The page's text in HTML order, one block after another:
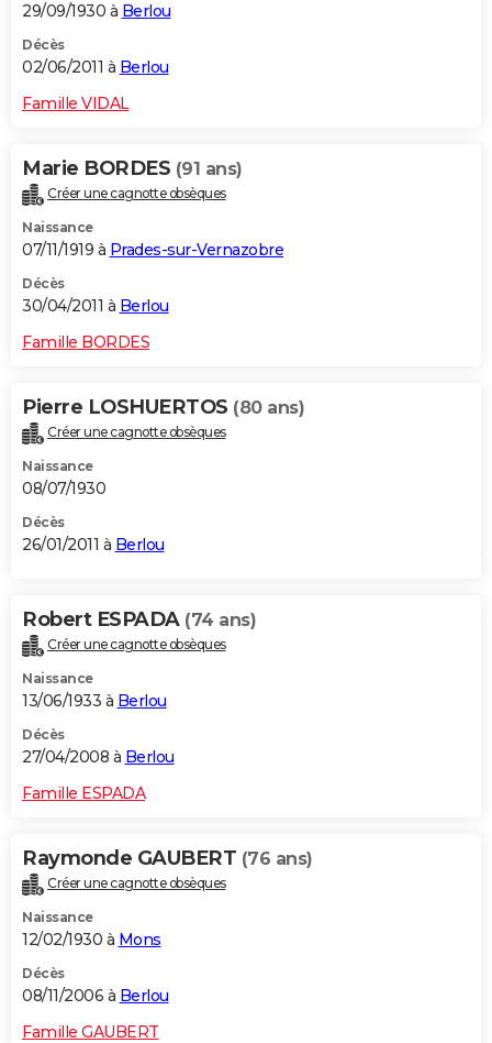
29/09/1930 à Berlou
Décès
02/06/2011 à Berlou
Famille VIDAL
Marie BORDES (91 ans)
Créer une cagnotte obsèques
Naissance
07/11/1919 à Prades-sur-Vernazobre
Décès
30/04/2011 à Berlou
Famille BORDES
Pierre LOSHUERTOS (80 ans)
Créer une cagnotte obsèques
Naissance
08/07/1930
Décès
26/01/2011 à Berlou
Robert ESPADA (74 ans)
Créer une cagnotte obsèques
Naissance
13/06/1933 à Berlou
Décès
27/04/2008 à Berlou
Famille ESPADA
Raymonde GAUBERT (76 ans)
Créer une cagnotte obsèques
Naissance
12/02/1930 à Mons
Décès
08/11/2006 à Berlou
Famille GAUBERT